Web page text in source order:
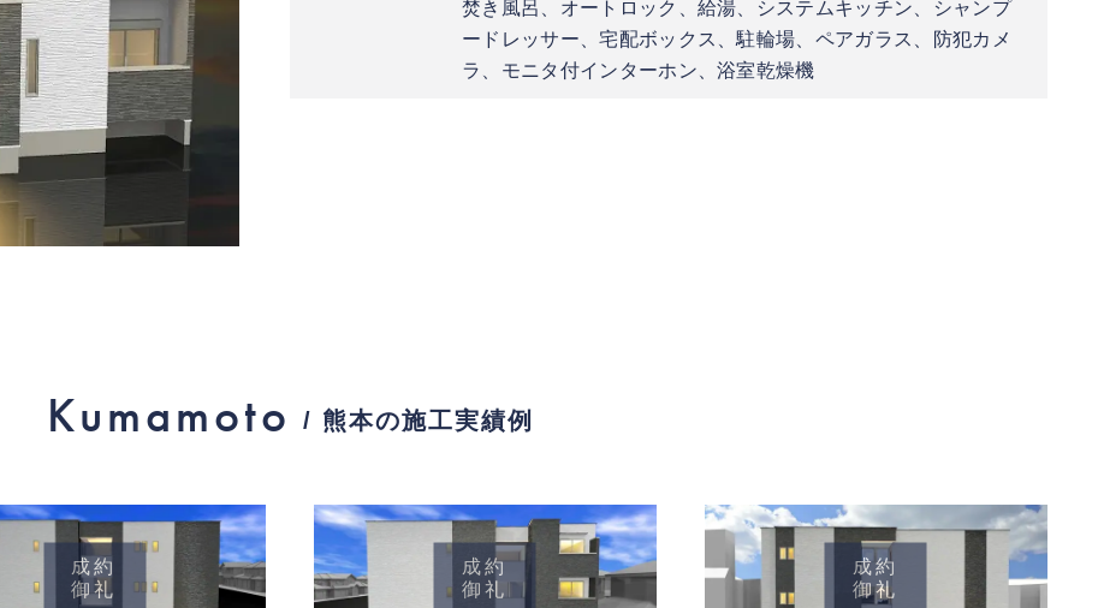
焚き風呂、オートロック、給湯、システムキッチン、シャンプ
ードレッサー、宅配ボックス、駐輪場、ペアガラス、防犯カメ
ラ、モニタ付インターホン、浴室乾燥機
Kumamoto / 熊本の施工実績例
成約
御礼
成約
御礼
成約
御礼